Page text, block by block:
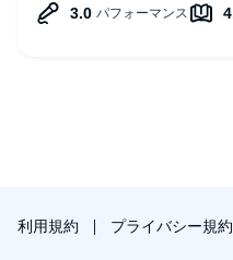
利用規約 プライバシー規約